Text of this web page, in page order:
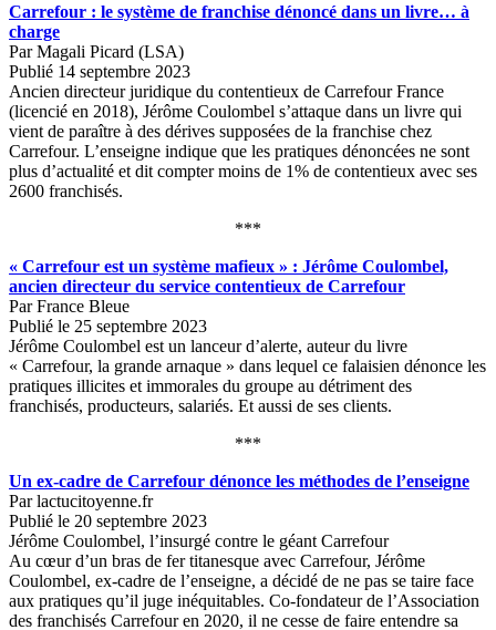
Carrefour : le système de franchise dénoncé dans un livre… à
charge
Par Magali Picard (LSA)
Publié 14 septembre 2023
Ancien directeur juridique du contentieux de Carrefour France
(licencié en 2018), Jérôme Coulombel s’attaque dans un livre qui
vient de paraître à des dérives supposées de la franchise chez
Carrefour. L’enseigne indique que les pratiques dénoncées ne sont
plus d’actualité et dit compter moins de 1% de contentieux avec ses
2600 franchisés.
***
« Carrefour est un système mafieux » : Jérôme Coulombel,
ancien directeur du service contentieux de Carrefour
Par France Bleue
Publié le 25 septembre 2023
Jérôme Coulombel est un lanceur d’alerte, auteur du livre
« Carrefour, la grande arnaque » dans lequel ce falaisien dénonce les
pratiques illicites et immorales du groupe au détriment des
franchisés, producteurs, salariés. Et aussi de ses clients.
***
Un ex-cadre de Carrefour dénonce les méthodes de l’enseigne
Par lactucitoyenne.fr
Publié le 20 septembre 2023
Jérôme Coulombel, l’insurgé contre le géant Carrefour
Au cœur d’un bras de fer titanesque avec Carrefour, Jérôme
Coulombel, ex-cadre de l’enseigne, a décidé de ne pas se taire face
aux pratiques qu’il juge inéquitables. Co-fondateur de l’Association
des franchisés Carrefour en 2020, il ne cesse de faire entendre sa